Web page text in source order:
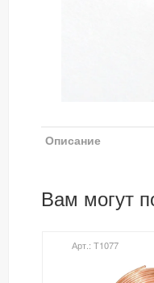
Описание
Вам могут
Арт.: Т1077